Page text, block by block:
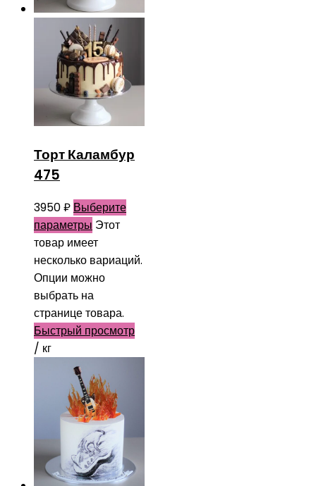
Торт Каламбур
475
3950₽ Выберите
параметры Этот
товар имеет
несколько вариаций.
Опции можно
выбрать на
странице товара.
Быстрый просмотр
/ кг